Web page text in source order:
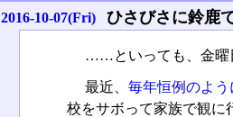
2016-10-07(Fri) ひさびさに鈴鹿
……といっても、金曜
最近、 毎年恒例のよう
校をサボって家族で観に